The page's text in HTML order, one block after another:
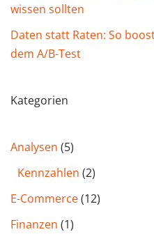
wissen sollten
Daten statt Raten: So
dem A/B-Test
Kategorien
Analysen (5)
Kennzahlen (2)
E-Commerce(12)
Finanzen (1)